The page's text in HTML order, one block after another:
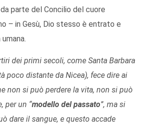
parte del Concilio del cuore
– in Gesù, Dio stesso è entrato e
dei primi secoli, come Santa Barbara
poco distante da Nicea), fece dire ai
non si può perdere la vita, non si può
per un “modello del passato”, ma si
dare il sangue, e questo accade